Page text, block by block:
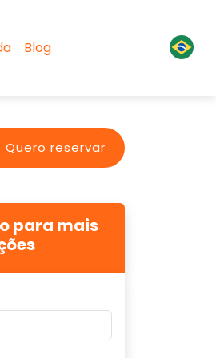
Blog
Quero reservar
para mais